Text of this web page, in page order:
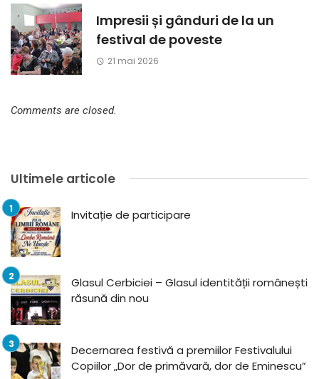
Impresii și gânduri de la un
festival de poveste
21 mai 2026
Comments are closed.
Ultimele articole
Invitație de participare
Glasul Cerbiciei – Glasul identității românești
răsună din nou
Decernarea festivă a premiilor Festivalului
Copiilor „Dor de primăvară, dor de Eminescu”